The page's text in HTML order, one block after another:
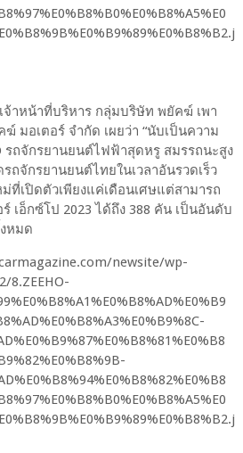
าหน้าที่บริหาร กลุ่มบริษัท พยัคฆ์ เพา
มอเตอร์ จำกัด เผยว่า “นับเป็นความ
รถจักรยานยนต์ไฟฟ้าสุดหรู สมรรถนะสูง
ถจักรยานยนต์ไทยในเวลาอันรวดเร็ว
ที่เปิดตัวเพียงแค่เดือนเศษแต่สามารถ
เอ็กซ์โป 2023 ได้ถึง 388 คัน เป็นอันดับ
หมด